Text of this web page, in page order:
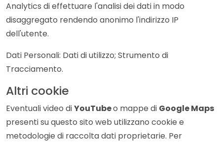
Analytics di effettuare l'analisi dei dati in modo
disaggregato rendendo anonimo l'indirizzo IP
dell'utente.
Dati Personali: Dati di utilizzo; Strumento di
Tracciamento.
Altri cookie
Eventuali video diYouTubeo mappe di Google Maps
presenti su questo sito web utilizzano cookie e
metodologie di raccolta dati proprietarie. Per